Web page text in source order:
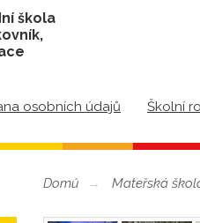
škola
osobních údajů Školní
Domů Mateřská